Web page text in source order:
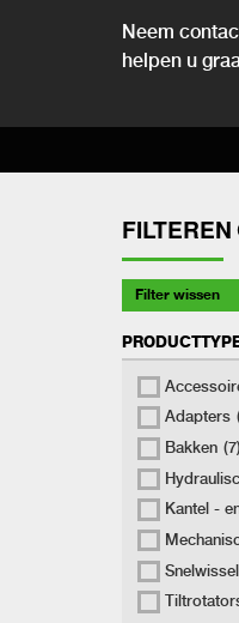
Neem
helpen u
FILTEREN
Filter wissen
Adapters
Bakken (7)
Kantel -
Snelwissel